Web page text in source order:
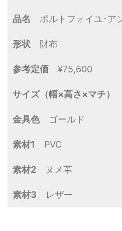
品名 ポルトフォイユ･ア
形状 財布
参考定価 ¥75,600
サイズ（幅×高さ×マチ）
金具色ゴールド
素材1 PVC
素材2 ヌメ革
素材3 レザー